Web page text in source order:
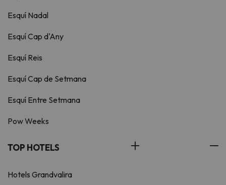
Esquí Nadal
Esquí Cap d'Any
Esquí Reis
Esquí Cap de Setmana
Esquí Entre Setmana
Pow Weeks
TOP HOTELS
Hotels Grandvalira